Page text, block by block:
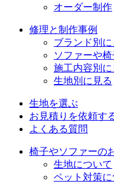
オーダー制作
修理と制作事例
ブランド別に
ソファーや
施工内容別に
生地別に見る
生地を選ぶ
お見積りを依頼す
よくある質問
椅子やソファーの
生地について
ペット対策に